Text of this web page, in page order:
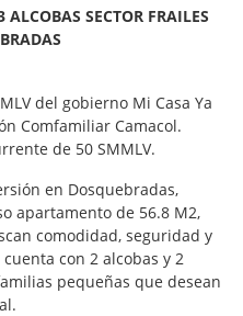
SECTOR FRAILES
del gobierno Mi Casa Ya
Comfamiliar Camacol.
de 50 SMMLV.
en Dosquebradas,
apartamento de 56.8 M2,
comodidad, seguridad y
con 2 alcobas y 2
pequeñas que desean